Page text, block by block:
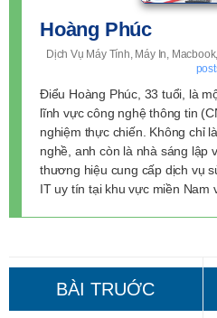
Hoàng Phúc
Dịch Vụ Máy Tính, Máy In,
Điểu Hoàng Phúc, 33 tuổi, là
lĩnh vực công nghệ thông tin
nghiệm thực chiến. Không chỉ
nghề, anh còn là nhà sáng lập
thương hiệu cung cấp dịch vụ
IT uy tín tại khu vực miền Nam